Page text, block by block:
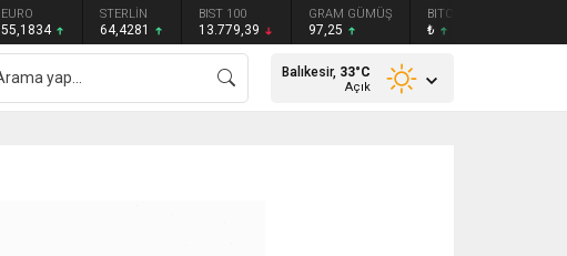
EURO
55,1834
STERLİN
64,4281
BIST 100
13.779,39
GRAM GÜMÜŞ
97,25
BITCOIN
₺
Balıkesir, 33°C
Açık